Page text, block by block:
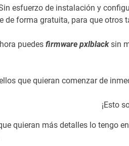
esfuerzo de instalación y
de forma gratuita, para que otros
puedes firmware pxlblacksin
que quieran comenzar de
¡Esto
quieran más detalles lo tengo